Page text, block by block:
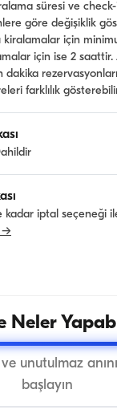
süresi ve
göre değişiklik
kiralamalar için
için ise 2 saattir.
dakika
farklılık
kadar iptal seçeneği
→
Neler
unutulmaz
başlayın